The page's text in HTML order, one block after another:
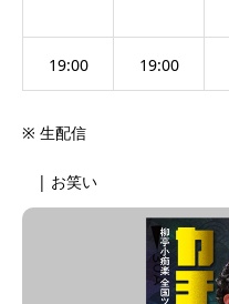
19:00 19:00
※ 生配信
| お笑い